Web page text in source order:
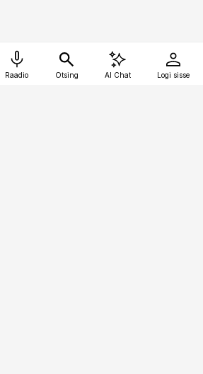
Raadio Otsing AI Chat Logi sisse